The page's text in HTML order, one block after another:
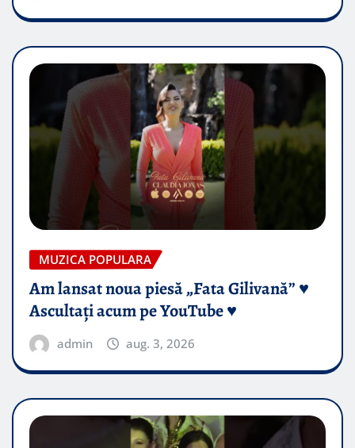
MUZICA POPULARA
Am lansat noua piesă „Fata Gilivană” ♥️
Ascultați acum pe YouTube ♥️
admin aug. 3, 2026